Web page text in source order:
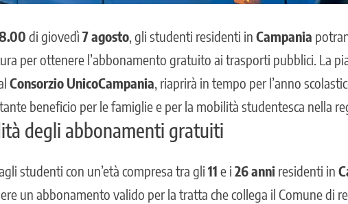
di giovedì 7 agosto , gli studenti residenti in Campania
per ottenere l’abbonamento gratuito ai trasporti pubblici. La
Consorzio UnicoCampania , riaprirà in tempo per l’anno
beneficio per le famiglie e per la mobilità studentesca nella
degli abbonamenti gratuiti
studenti con un’età compresa tra gli 11 e i 26 anni residenti in
un abbonamento valido per la tratta che collega il Comune di